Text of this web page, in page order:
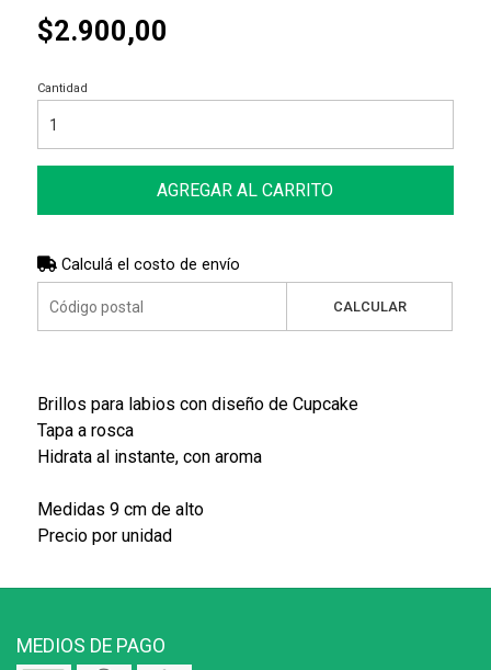
$2.900,00
Cantidad
AGREGAR AL CARRITO
Calculá el costo de envío
CALCULAR
Brillos para labios con diseño de Cupcake
Tapa a rosca
Hidrata al instante, con aroma
Medidas 9 cm de alto
Precio por unidad
MEDIOS DE PAGO